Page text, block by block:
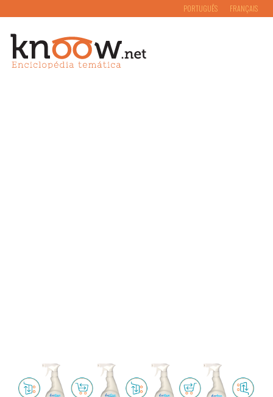
PORTUGUÊS FRANÇAIS